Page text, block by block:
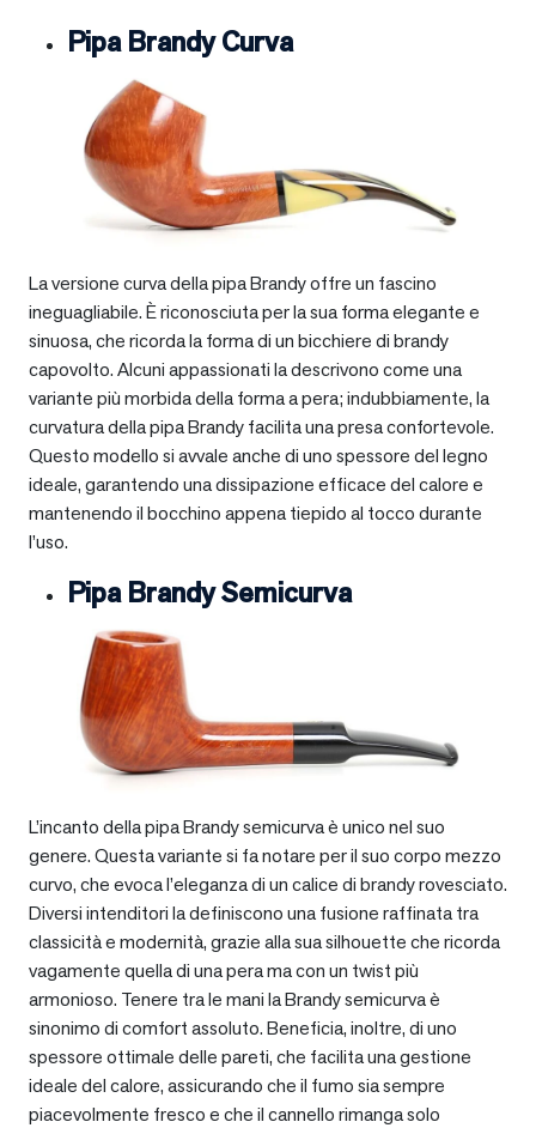
Pipa Brandy Curva
La versione curva della pipa Brandy offre un fascino
ineguagliabile. È riconosciuta per la sua forma elegante e
sinuosa, che ricorda la forma di un bicchiere di brandy
capovolto. Alcuni appassionati la descrivono come una
variante più morbida della forma a pera; indubbiamente, la
curvatura della pipa Brandy facilita una presa confortevole.
Questo modello si avvale anche di uno spessore del legno
ideale, garantendo una dissipazione efficace del calore e
mantenendo il bocchino appena tiepido al tocco durante
l’uso.
Pipa Brandy Semicurva
L’incanto della pipa Brandy semicurva è unico nel suo
genere. Questa variante si fa notare per il suo corpo mezzo
curvo, che evoca l’eleganza di un calice di brandy rovesciato.
Diversi intenditori la definiscono una fusione raffinata tra
classicità e modernità, grazie alla sua silhouette che ricorda
vagamente quella di una pera ma con un twist più
armonioso. Tenere tra le mani la Brandy semicurva è
sinonimo di comfort assoluto. Beneficia, inoltre, di uno
spessore ottimale delle pareti, che facilita una gestione
ideale del calore, assicurando che il fumo sia sempre
piacevolmente fresco e che il cannello rimanga solo